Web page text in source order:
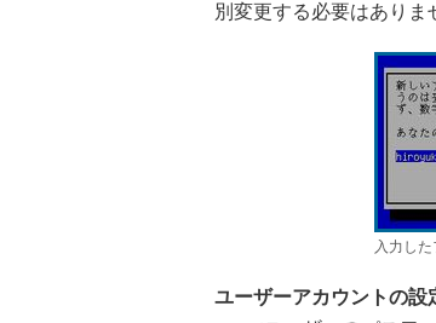
別変更する必要はありま
入力し
ユーザーアカウントの設